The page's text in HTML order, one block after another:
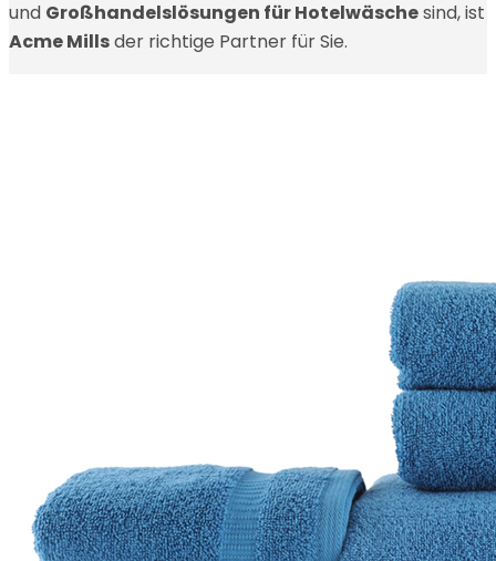
und Großhandelslösungen für Hotelwäschesind, ist
Acme Millsder richtige Partner für Sie.